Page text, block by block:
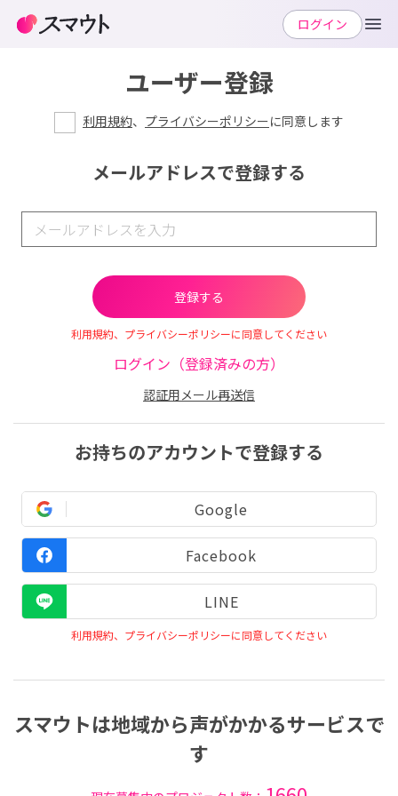
ユーザー登録
利用規約、 プライバシーポリシーに同意します
メールアドレスで登録する
利用規約、プライバシーポリシーに同意してください
ログイン（登録済みの方）
認証用メール再送信
お持ちのアカウントで登録する
Google
Facebook
LINE
利用規約、プライバシーポリシーに同意してください
スマウトは地域から声がかかるサービスで
す
ログイン